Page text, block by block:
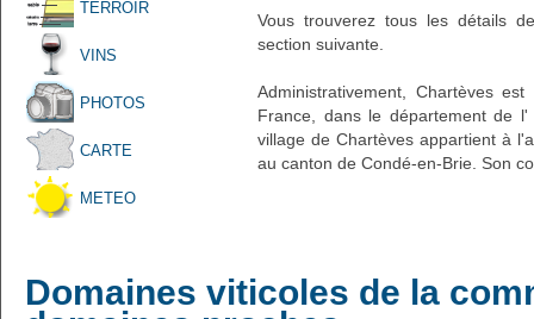
TERROIR
VINS
PHOTOS
CARTE
METEO
Vous trouverez tous les détails
section suivante.
Administrativement, Chartèves
France, dans le département de
village de Chartèves appartient à
au canton de Condé-en-Brie. Son
Domaines viticoles de la